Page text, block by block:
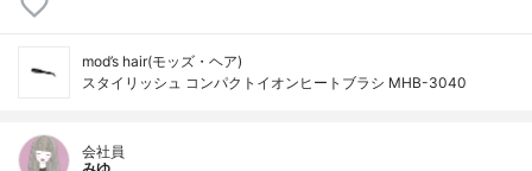
mod’s hair(モッズ・ヘア)
スタイリッシュ コンパクトイオンヒートブラシ MHB-3040
会社員